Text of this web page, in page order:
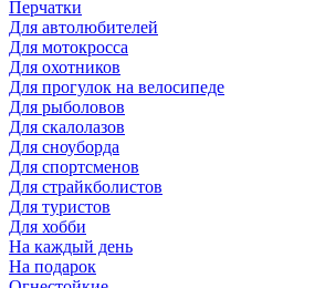
Перчатки
Для автолюбителей
Для мотокросса
Для охотников
Для прогулок на велосипеде
Для рыболовов
Для скалолазов
Для сноуборда
Для спортсменов
Для страйкболистов
Для туристов
Для хобби
На каждый день
На подарок